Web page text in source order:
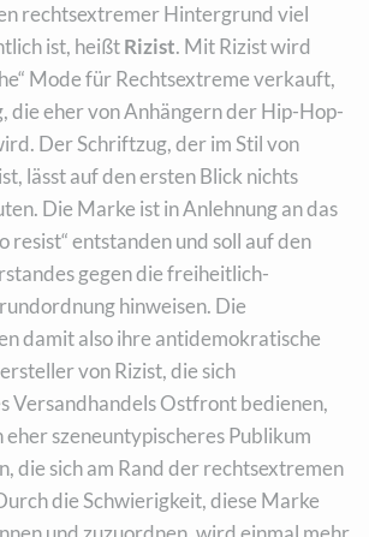
rechtsextremer Hintergrund viel
ist, heißtRizist. Mit Rizist wird
Mode für Rechtsextreme verkauft,
die eher von Anhängern der Hip-Hop-
Der Schriftzug, der im Stil von
lässt auf den ersten Blick nichts
Die Marke ist in Anlehnung an das
resist“ entstanden und soll auf den
gegen die freiheitlich-
hinweisen. Die
damit also ihre antidemokratische
von Rizist, die sich
Versandhandels Ostfront bedienen,
eher szeneuntypischeres Publikum
die sich am Rand der rechtsextremen
die Schwierigkeit, diese Marke